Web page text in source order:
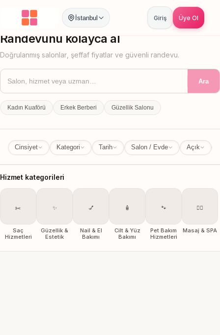
İstanbul Giriş Üye Ol
İstanbul
Randevunu kolayca al
Doğrulanmış salonlar, şeffaf fiyatlar ve güvenli randevu.
Ara
Kadın Kuaförü Erkek Berberi Güzellik Salonu
Cinsiyet Kategori Tarih Salon / Evde Açık
Hizmet kategorileri
✂️
Saç
Hizmetleri
✨
Güzellik &
Estetik
💅
Nail & El
Bakımı
🧴
Cilt & Yüz
Bakımı
🐾
Pet Bakım
Hizmetleri
💆‍♀️
Masaj & SPA